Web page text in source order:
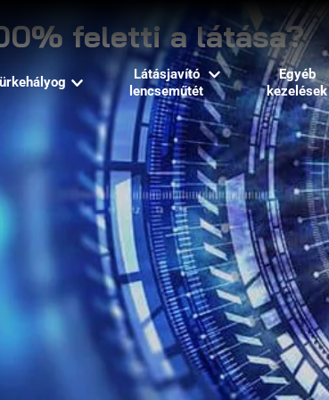
Látásjavító
lencseműtét
Egyéb
kezelések
feletti a látása?